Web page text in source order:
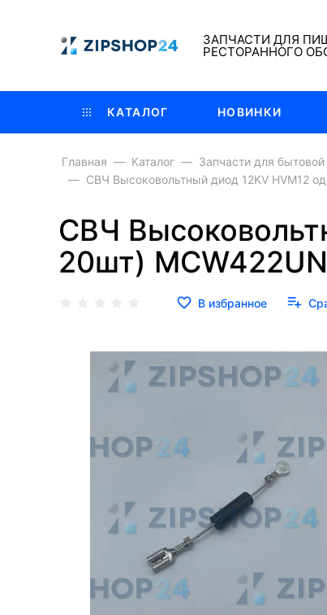
ЗАПЧАСТИ ДЛЯ
РЕСТОРАННОГО
КАТАЛОГ НОВИНКИ
Главная Каталог Запчасти для бытовой
СВЧ Высоковольтный диод 12KV HVM12
СВЧ
20шт) MCW422UN
В избранное